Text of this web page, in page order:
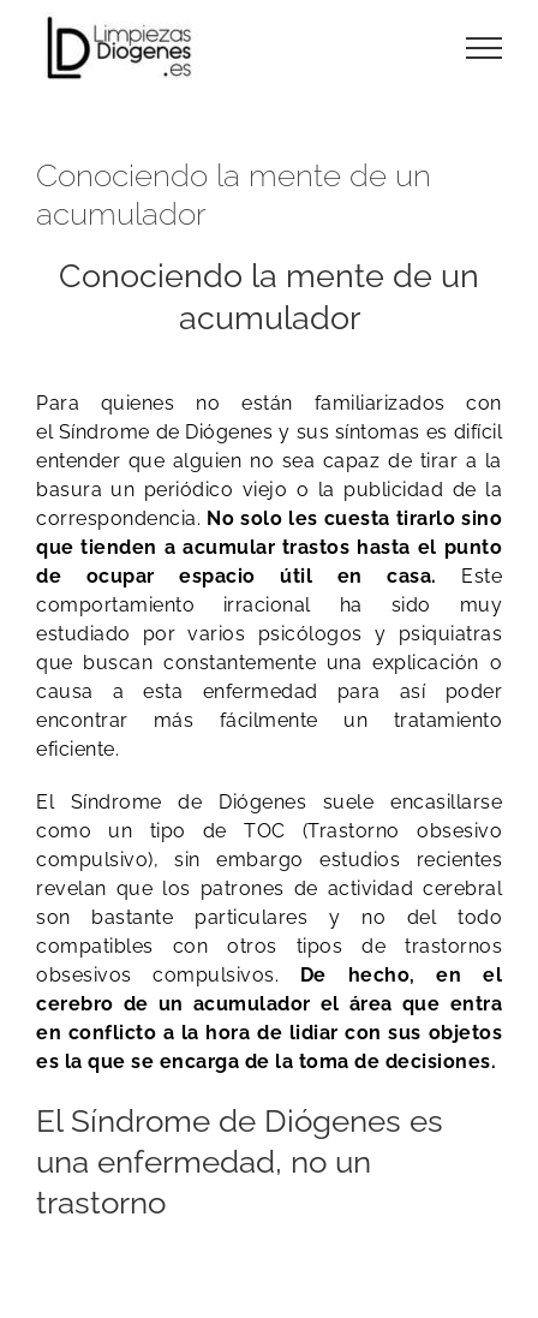
content
Conociendo la mente de un
acumulador
Conociendo la mente de un
acumulador
Para quienes no están familiarizados con
el Síndrome de Diógenes y sus síntomas es difícil
entender que alguien no sea capaz de tirar a la
basura un periódico viejo o la publicidad de la
correspondencia. No solo les cuesta tirarlo sino
que tienden a acumular trastos hasta el punto
de ocupar espacio útil en casa. Este
comportamiento irracional ha sido muy
estudiado por varios psicólogos y psiquiatras
que buscan constantemente una explicación o
causa a esta enfermedad para así poder
encontrar más fácilmente un tratamiento
eficiente.
El Síndrome de Diógenes suele encasillarse
como un tipo de TOC (Trastorno obsesivo
compulsivo), sin embargo estudios recientes
revelan que los patrones de actividad cerebral
son bastante particulares y no del todo
compatibles con otros tipos de trastornos
obsesivos compulsivos. De hecho, en el
cerebro de un acumulador el área que entra
en conflicto a la hora de lidiar con sus objetos
es la que se encarga de la toma de decisiones.
​El Síndrome de Diógenes es
una enfermedad, no un
trastorno